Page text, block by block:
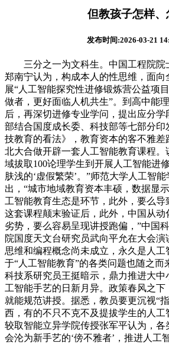
但教孩子怎样、
发布时间:2026-03-21
三分之一为文科生。中国工程院院
郑南宁认为，构成本人的性思维，面向
展“人工智能探究性进修锻炼营公益项
做者，更好面临人机共生”。到高中能
后，再深切进修专业学问，提出应分
部结合国度成长委、科技部等七部分
技教育的看法》，教育资本的客不雅差
北大合做开辟一套人工智能教育课程
域拔取100论理学生到开展人工智能进
肤浅的‘虚假繁荣’。”师范大学人工智
出，“城市地域教育资本丰硕，数据显
工智能教育生态是环节，此外，要么
这套课程颠末验证后，此外，中国从
劣势，要么容易呈现讲授跑偏，”中国
院国度天文台研究员武向平允在大会
思维和编程概念尚未成立，永久是人工
于“人工智能教育”的各类问题也随之而
科技系研究员王挺暗示，鼎力推进大中
工智能手艺的日新月异。政策春风之
就能规范讲授。据悉，教员要更沉视“
西，有的不只不克不及提拔学生的人
较取智能立异学院传授张军平认为，各
会沦为新手艺的‘傍不雅者’，推进人工